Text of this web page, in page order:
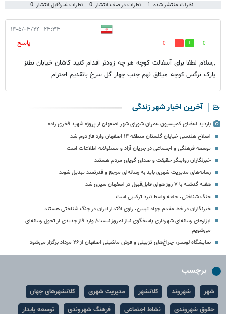
نظرات منتشر شده: 1 نظرات در صف انتشار: 0 نظرات غیرقابل انتشار: 0
۲۳:۳۳ - ۱۴۰۵/۰۳/۲۴
0
0
پاسخ
,,سلام لطفا برای آسفالت کوچه هر چه زودتر اقدام کنید کاشان خیابان نطنز
پارک نرگس کوچه میثاق نهم جنب چهار گل سرخ باتقدیم احترام
آخرین اخبار شهر زندگی
بازدید اعضای کمیسیون عمران شورای شهر اصفهان از پروژه شهید فخری زاده
اصلاح هندسی خیابان گلستان منطقه ۱۴ اصفهان وارد فاز دوم شد
توسعه فرهنگی و اجتماعی در جریان آزاد و مسئولانه اطلاعات است
خبرنگاران روایتگر حقیقت و صدای گویای مردم هستند
رسانه‌های مدیریت شهری باید به رسانه‌ای مرجع و قدرتمند تبدیل شوند
هفته گذشته با ۷ روز هوای قابل‌قبول در اصفهان سپری شد
جنگ شناختی، حلقه واسط نبرد ترکیبی است
خبرنگاران در خط مقدم جهاد تبیین، راوی اقتدار ایران در جنگ شناختی هستند
ابزارهای رسانه‌ای شهرداری پاسخگوی نیاز امروز نیست/ وارد فاز جدیدی از تحول رسانه‌ای
می‌شویم
نمایشگاه لوستر، چراغ‌های تزیینی و فرش ماشینی اصفهان از ۲۶ مرداد برگزار می‌شود
برچسب
شهر شهروند کلانشهر مدیریت شهری
کلانشهرهای جهان
حقوق شهروندی
نشاط اجتماعی فرهنگ شهروندی توسعه پایدار